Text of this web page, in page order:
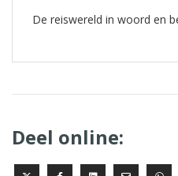
De reiswereld in woord en
Deel online: